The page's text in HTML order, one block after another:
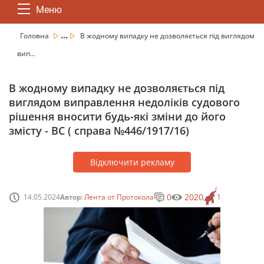
Меню
Головна ...
В жодному випадку не дозволяється під виглядом
вип...
В жодному випадку не дозволяється під
виглядом виправлення недоліків судового
рішення вносити будь-які зміни до його
змісту - ВС ( справа №446/1917/16)
Відключити рекламу
14.05.2024Автор:Лента от Протокола 1
0 2020